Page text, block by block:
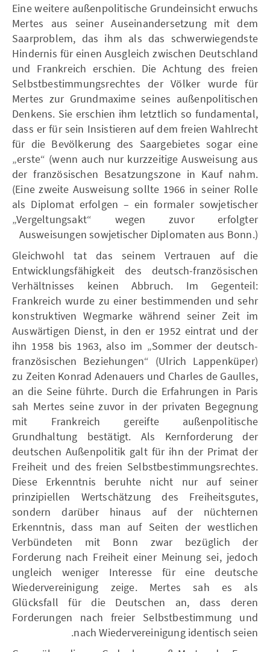
Eine weitere außenpolitische Grundeinsicht erwuchs
Mertes aus seiner Auseinandersetzung mit dem
Saarproblem, das ihm als das schwerwiegendste
Hindernis für einen Ausgleich zwischen Deutschland
und Frankreich erschien. Die Achtung des freien
Selbstbestimmungsrechtes der Völker wurde für
Mertes zur Grundmaxime seines außenpolitischen
Denkens. Sie erschien ihm letztlich so fundamental,
dass er für sein Insistieren auf dem freien Wahlrecht
für die Bevölkerung des Saargebietes sogar eine
„erste“ (wenn auch nur kurzzeitige Ausweisung aus
der französischen Besatzungszone in Kauf nahm.
(Eine zweite Ausweisung sollte 1966 in seiner Rolle
als Diplomat erfolgen – ein formaler sowjetischer
„Vergeltungsakt“ wegen zuvor erfolgter
Ausweisungen sowjetischer Diplomaten aus Bonn.)
Gleichwohl tat das seinem Vertrauen auf die
Entwicklungsfähigkeit des deutsch-französischen
Verhältnisses keinen Abbruch. Im Gegenteil:
Frankreich wurde zu einer bestimmenden und sehr
konstruktiven Wegmarke während seiner Zeit im
Auswärtigen Dienst, in den er 1952 eintrat und der
ihn 1958 bis 1963, also im „Sommer der deutsch-
französischen Beziehungen“ (Ulrich Lappenküper)
zu Zeiten Konrad Adenauers und Charles de Gaulles,
an die Seine führte. Durch die Erfahrungen in Paris
sah Mertes seine zuvor in der privaten Begegnung
mit Frankreich gereifte außenpolitische
Grundhaltung bestätigt. Als Kernforderung der
deutschen Außenpolitik galt für ihn der Primat der
Freiheit und des freien Selbstbestimmungsrechtes.
Diese Erkenntnis beruhte nicht nur auf seiner
prinzipiellen Wertschätzung des Freiheitsgutes,
sondern darüber hinaus auf der nüchternen
Erkenntnis, dass man auf Seiten der westlichen
Verbündeten mit Bonn zwar bezüglich der
Forderung nach Freiheit einer Meinung sei, jedoch
ungleich weniger Interesse für eine deutsche
Wiedervereinigung zeige. Mertes sah es als
Glücksfall für die Deutschen an, dass deren
Forderungen nach freier Selbstbestimmung und
nach Wiedervereinigung identisch seien.